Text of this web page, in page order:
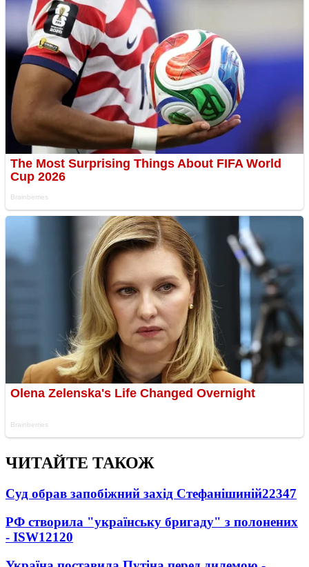
ЧИТАЙТЕ ТАКОЖ
Суд обрав запобіжний захід Стефанішиній22347
РФ створила "українську бригаду" з полонених
- ISW12120